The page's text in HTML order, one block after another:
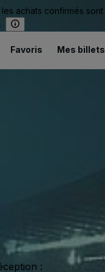
achats confirmés sont
Favoris Mes billets
: